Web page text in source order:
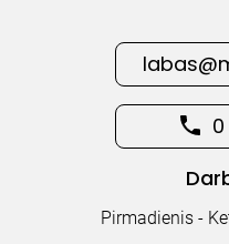
0
Pirmadienis -